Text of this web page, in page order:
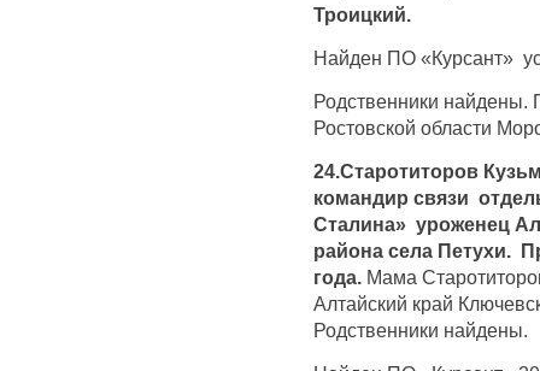
Троицкий.
Найден ПО «Курсант»
Родственники найдены.
Ростовской области
24.Старотиторов
командир связи
Сталина» уроженец
района села Петухи.
года. Мама
Алтайский край
Родственники найдены.